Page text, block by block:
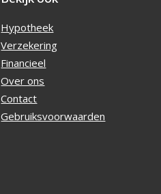
Hypotheek
Verzekering
Financieel
Over ons
Contact
Gebruiksvoorwaarden